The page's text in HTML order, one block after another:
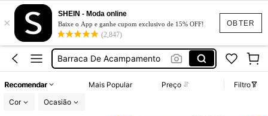
OBTER
×
SHEIN - Moda online
Baixe o App e ganhe cupom exclusivo de 15% OFF!
(2,847)
Lanterna
Brinquedos
Barraca De Acampamento
Pesca
Recomendar Mais Popular Preço
Filtro
Cor
Ocasião